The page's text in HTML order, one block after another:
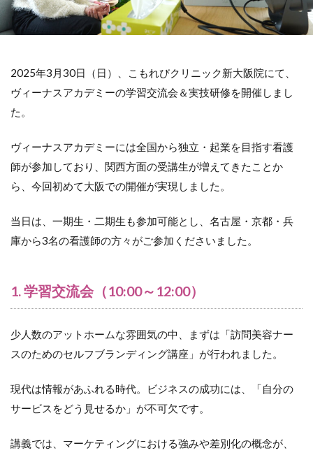
2025年3月30日（日）、こもれびクリニック新大阪院にて、
ヴィーナスアカデミーの学習交流会＆実技研修を開催しまし
た。
ヴィーナスアカデミーには全国から独立・起業を目指す看護
師が参加しており、関西方面の受講生が増えてきたことか
ら、今回初めて大阪での開催が実現しました。
当日は、一期生・二期生も参加可能とし、名古屋・京都・兵
庫から3名の看護師の方々がご参加くださいました。
1. 学習交流会（10:00～12:00）
少人数のアットホームな雰囲気の中、まずは「訪問美容ナー
スのためのセルフブランディング講座」が行われました。
現代は情報があふれる時代。ビジネスの成功には、「自分の
サービスをどう見せるか」が不可欠です。
講義では、マーケティングにおける強みや差別化の概念が、